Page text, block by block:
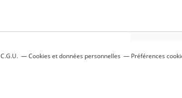
C.G.U. Cookies et données personnelles Préférences